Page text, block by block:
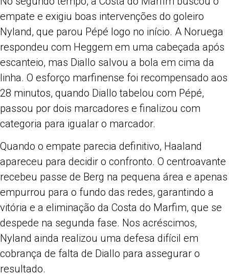
empate e exigiu boas intervenções do goleiro
Nyland, que parou Pépé logo no início. A Noruega
respondeu com Heggem em uma cabeçada após
escanteio, mas Diallo salvou a bola em cima da
linha. O esforço marfinense foi recompensado aos
28 minutos, quando Diallo tabelou com Pépé,
passou por dois marcadores e finalizou com
categoria para igualar o marcador.
Quando o empate parecia definitivo, Haaland
apareceu para decidir o confronto. O centroavante
recebeu passe de Berg na pequena área e apenas
empurrou para o fundo das redes, garantindo a
vitória e a eliminação da Costa do Marfim, que se
despede na segunda fase. Nos acréscimos,
Nyland ainda realizou uma defesa difícil em
cobrança de falta de Diallo para assegurar o
resultado.